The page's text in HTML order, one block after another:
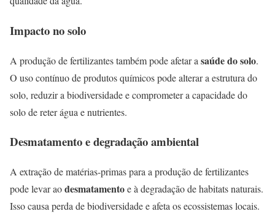
Impacto no solo
A produção de fertilizantes também pode afetar a saúde do solo.
O uso contínuo de produtos químicos pode alterar a estrutura do
solo, reduzir a biodiversidade e comprometer a capacidade do
solo de reter água e nutrientes.
Desmatamento e degradação ambiental
A extração de matérias-primas para a produção de fertilizantes
pode levar aodesmatamentoe à degradação de habitats naturais.
Isso causa perda de biodiversidade e afeta os ecossistemas locais.